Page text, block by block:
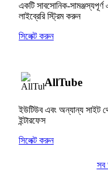
একটি সাবসোনিক-
লাইব্রেরি স্ট্রিম করুন
সিলেক্ট করুন
AllTube
ইউটিউব এবং অন্যান্য সাইট
ইন্টারফেস
সিলেক্ট করুন
সব